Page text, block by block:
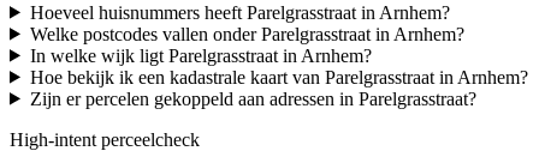
Hoeveel huisnummers heeft Parelgrasstraat in Arnhem?
Welke postcodes vallen onder Parelgrasstraat in Arnhem?
In welke wijk ligt Parelgrasstraat in Arnhem?
Hoe bekijk ik een kadastrale kaart van Parelgrasstraat in Arnhem?
Zijn er percelen gekoppeld aan adressen in Parelgrasstraat?
High-intent perceelcheck